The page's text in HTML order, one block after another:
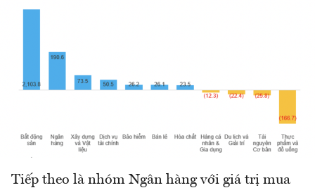
Tiếp theo là nhóm Ngân hàng với giá trị mua